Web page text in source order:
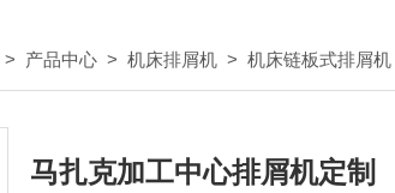
> 产品中心 > 机床排屑机 > 机床链板式排屑机
马扎克加工中心排屑机定制